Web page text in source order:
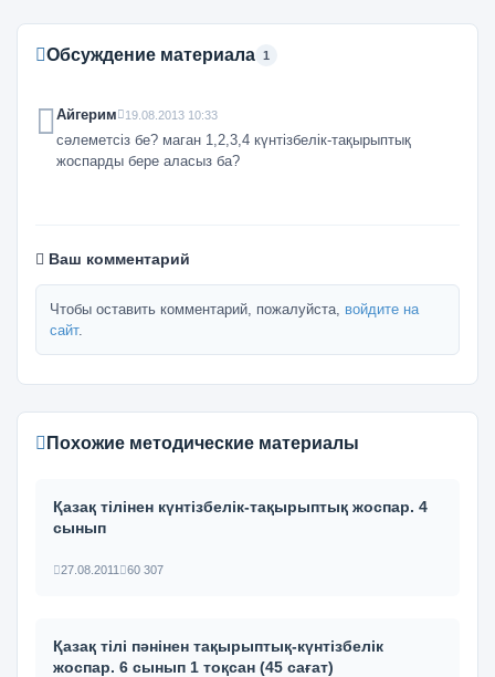
Обсуждение материала 1
Айгерим 19.08.2013 10:33
сәлеметсіз бе? маган 1,2,3,4 күнтізбелік-тақырыптық
жоспарды бере аласыз ба?
Ваш комментарий
Чтобы оставить комментарий, пожалуйста, войдите на
сайт.
Похожие методические материалы
Қазақ тілінен күнтізбелік-тақырыптық жоспар. 4
сынып
27.08.2011 60 307
Қазақ тілі пәнінен тақырыптық-күнтізбелік
жоспар. 6 сынып 1 тоқсан (45 сағат)